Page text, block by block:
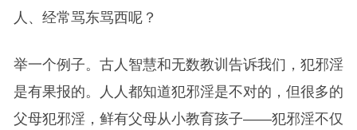
人、经常骂东骂西呢？
举一个例子。古人智慧和无数教训告诉我们，犯邪淫
是有果报的。人人都知道犯邪淫是不对的，但很多的
父母犯邪淫，鲜有父母从小教育孩子——犯邪淫不仅